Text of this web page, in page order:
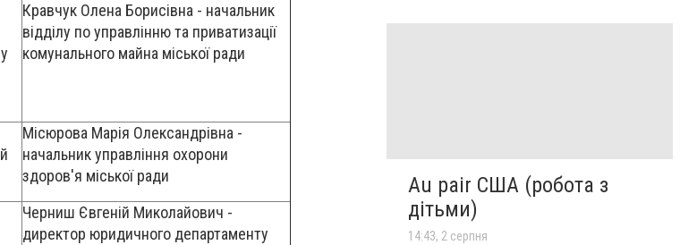
Кравчук Олена Борисівна - начальник
відділу по управлінню та приватизації
комунального майна міської ради
Місюрова Марія Олександрівна -
начальник управління охорони
здоров'я міської ради
Черниш Євгеній Миколайович -
директор юридичного департаменту
Au pair США (робота з
дітьми)
14:43, 2 серпня